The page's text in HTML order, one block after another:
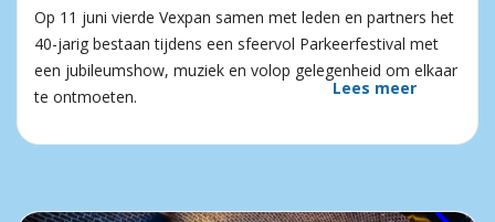
Op 11 juni vierde Vexpan samen met leden en partners het
40-jarig bestaan tijdens een sfeervol Parkeerfestival met
een jubileumshow, muziek en volop gelegenheid om elkaar
te ontmoeten.
Lees meer